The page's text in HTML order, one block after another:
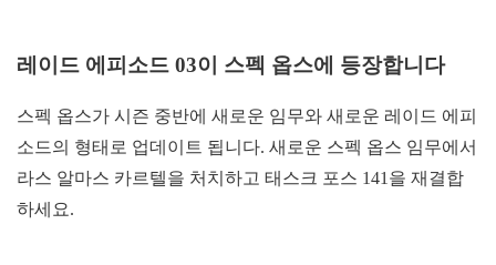
레이드 에피소드 03이 스펙 옵스에 등장합니다
스펙 옵스가 시즌 중반에 새로운 임무와 새로운 레이드 에피
소드의 형태로 업데이트 됩니다. 새로운 스펙 옵스 임무에서
라스 알마스 카르텔을 처치하고 태스크 포스 141을 재결합
하세요.